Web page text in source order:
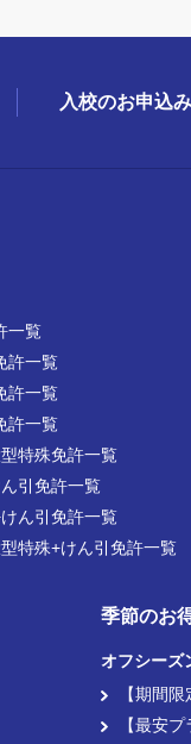
入校のお申込み
一覧
許一覧
許一覧
許一覧
特殊免許一覧
引免許一覧
ん引免許一覧
特殊+けん引免許一覧
季節のお
オフシーズ
【期間
【最安